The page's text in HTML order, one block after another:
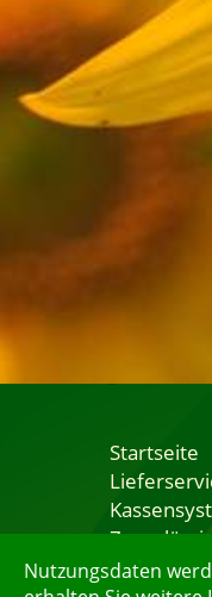
Nutzungsdaten
Startseite
Sicherheit